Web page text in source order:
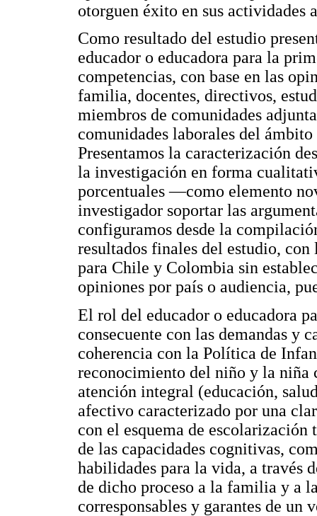
otorguen éxito en sus actividades
Como resultado del estudio
educador o educadora para la
competencias, con base en las
familia, docentes, directivos,
miembros de comunidades
comunidades laborales del
Presentamos la caracterización
la investigación en forma
porcentuales —como elemento
investigador soportar las
configuramos desde la
resultados finales del estudio,
para Chile y Colombia sin
opiniones por país o audiencia,
El rol del educador o educadora
consecuente con las demandas y
coherencia con la Política de
reconocimiento del niño y la niña
atención integral (educación,
afectivo caracterizado por una
con el esquema de
de las capacidades cognitivas,
habilidades para la vida, a través
de dicho proceso a la familia y a
corresponsables y garantes de un